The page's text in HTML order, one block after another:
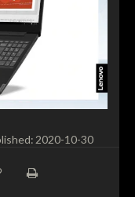
2020-10-30